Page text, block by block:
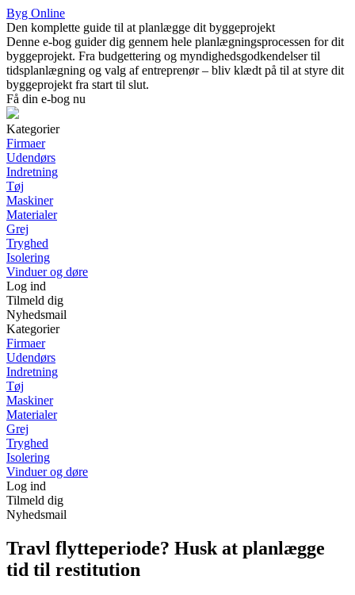
Byg Online
Den komplette guide til at planlægge dit byggeprojekt
Denne e-bog guider dig gennem hele planlægningsprocessen for dit
byggeprojekt. Fra budgettering og myndighedsgodkendelser til
tidsplanlægning og valg af entreprenør – bliv klædt på til at styre dit
byggeprojekt fra start til slut.
Få din e-bog nu
Kategorier
Firmaer
Udendørs
Indretning
Tøj
Maskiner
Materialer
Grej
Tryghed
Isolering
Vinduer og døre
Log ind
Tilmeld dig
Nyhedsmail
Kategorier
Firmaer
Udendørs
Indretning
Tøj
Maskiner
Materialer
Grej
Tryghed
Isolering
Vinduer og døre
Log ind
Tilmeld dig
Nyhedsmail
Travl flytteperiode? Husk at planlægge
tid til restitution